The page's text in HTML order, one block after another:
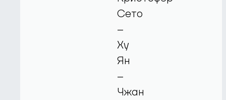
Сето
–
Ху
Ян
–
Чжан